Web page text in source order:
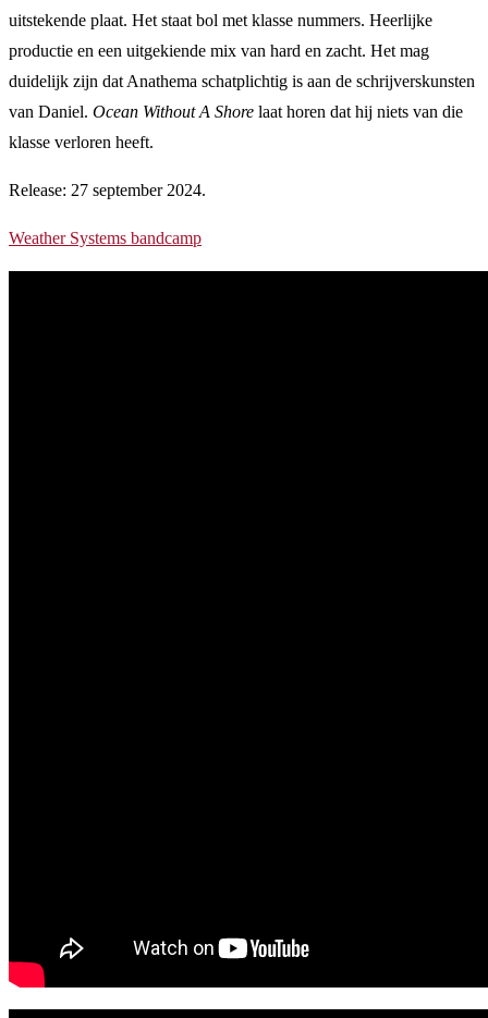
uitstekende plaat. Het staat bol met klasse nummers. Heerlijke
productie en een uitgekiende mix van hard en zacht. Het mag
duidelijk zijn dat Anathema schatplichtig is aan de schrijverskunsten
van Daniel. Ocean Without A Shore laat horen dat hij niets van die
klasse verloren heeft.
Release: 27 september 2024.
Weather Systems bandcamp